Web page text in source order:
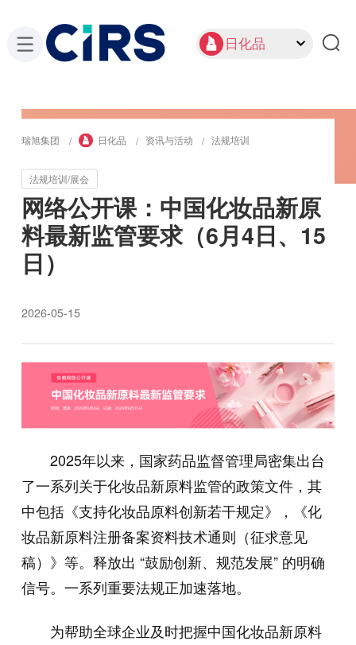
日化品
瑞旭集团 日化品 资讯与活动 法规培训
法规培训/展会
网络公开课：中国化妆品新原
料最新监管要求（6月4日、15
日）
2026-05-15
2025年以来，国家药品监督管理局密集出台
了一系列关于化妆品新原料监管的政策文件，其
中包括《支持化妆品原料创新若干规定》，《化
妆品新原料注册备案资料技术通则（征求意见
稿）》等。释放出 “鼓励创新、规范发展” 的明确
信号。一系列重要法规正加速落地。
为帮助全球企业及时把握中国化妆品新原料